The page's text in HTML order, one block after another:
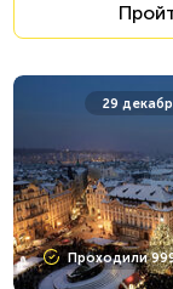
29
Проходили